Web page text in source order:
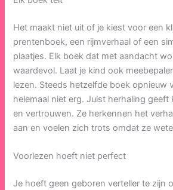
Het maakt niet uit of je kiest voor een
prentenboek, een rijmverhaal of een
plaatjes. Elk boek dat met aandacht
waardevol. Laat je kind ook
lezen. Steeds hetzelfde boek opnieuw
helemaal niet erg. Juist herhaling
en vertrouwen. Ze herkennen het
aan en voelen zich trots omdat ze
Voorlezen hoeft niet perfect
Je hoeft geen geboren verteller te zijn